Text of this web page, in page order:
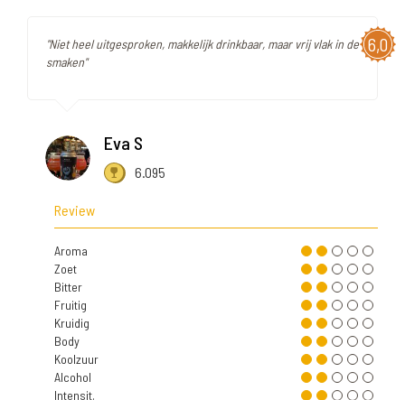
6,0
"Niet heel uitgesproken, makkelijk drinkbaar, maar vrij vlak in de
smaken"
Eva S
6.095
Review
Aroma
Zoet
Bitter
Fruitig
Kruidig
Body
Koolzuur
Alcohol
Intensit.